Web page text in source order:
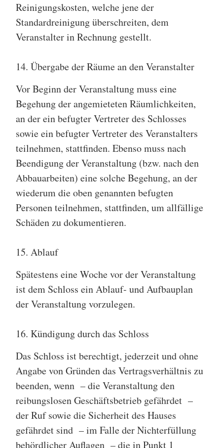
Reinigungskosten, welche jene der
Standardreinigung überschreiten, dem
Veranstalter in Rechnung gestellt.
14. Übergabe der Räume an den Veranstalter
Vor Beginn der Veranstaltung muss eine
Begehung der angemieteten Räumlichkeiten,
an der ein befugter Vertreter des Schlosses
sowie ein befugter Vertreter des Veranstalters
teilnehmen, stattfinden. Ebenso muss nach
Beendigung der Veranstaltung (bzw. nach den
Abbauarbeiten) eine solche Begehung, an der
wiederum die oben genannten befugten
Personen teilnehmen, stattfinden, um allfällige
Schäden zu dokumentieren.
15. Ablauf
Spätestens eine Woche vor der Veranstaltung
ist dem Schloss ein Ablauf- und Aufbauplan
der Veranstaltung vorzulegen.
16. Kündigung durch das Schloss
Das Schloss ist berechtigt, jederzeit und ohne
Angabe von Gründen das Vertragsverhältnis zu
beenden, wenn – die Veranstaltung den
reibungslosen Geschäftsbetrieb gefährdet –
der Ruf sowie die Sicherheit des Hauses
gefährdet sind – im Falle der Nichterfüllung
behördlicher Auflagen – die in Punkt 1